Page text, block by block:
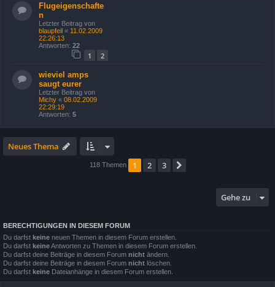
Flugeigenschafte
n
Letzter Beitrag von
blaupfeil « 11.02.2009
22:26:13
Antworten: 22
1 2
wieviel amps
saugt eurer
Letzter Beitrag von
Michy « 08.02.2009
22:29:19
Antworten: 5
Neues Thema
118 Themen 1 2 3
Gehe zu
BERECHTIGUNGEN IN DIESEM FORUM
Du darfst keine neuen Themen in diesem Forum erstellen.
Du darfst keineAntworten zu Themen in diesem Forum erstellen.
Du darfst deine Beiträge in diesem Forum nicht ändern.
Du darfst deine Beiträge in diesem Forum nicht löschen.
Du darfst keine Dateianhänge in diesem Forum erstellen.